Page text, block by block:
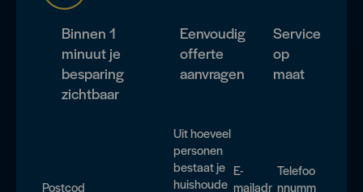
Binnen 1
minuut je
besparing
zichtbaar
Eenvoudig
offerte
aanvragen
Service
op
maat
Postcod
Uit hoeveel
personen
bestaat je
huishoude
E-
mailadr
Telefoo
nnumm